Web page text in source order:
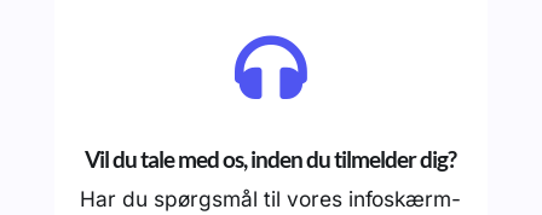

Vil du tale med os, inden du tilmelder dig?
Har du spørgsmål til vores infoskærm-